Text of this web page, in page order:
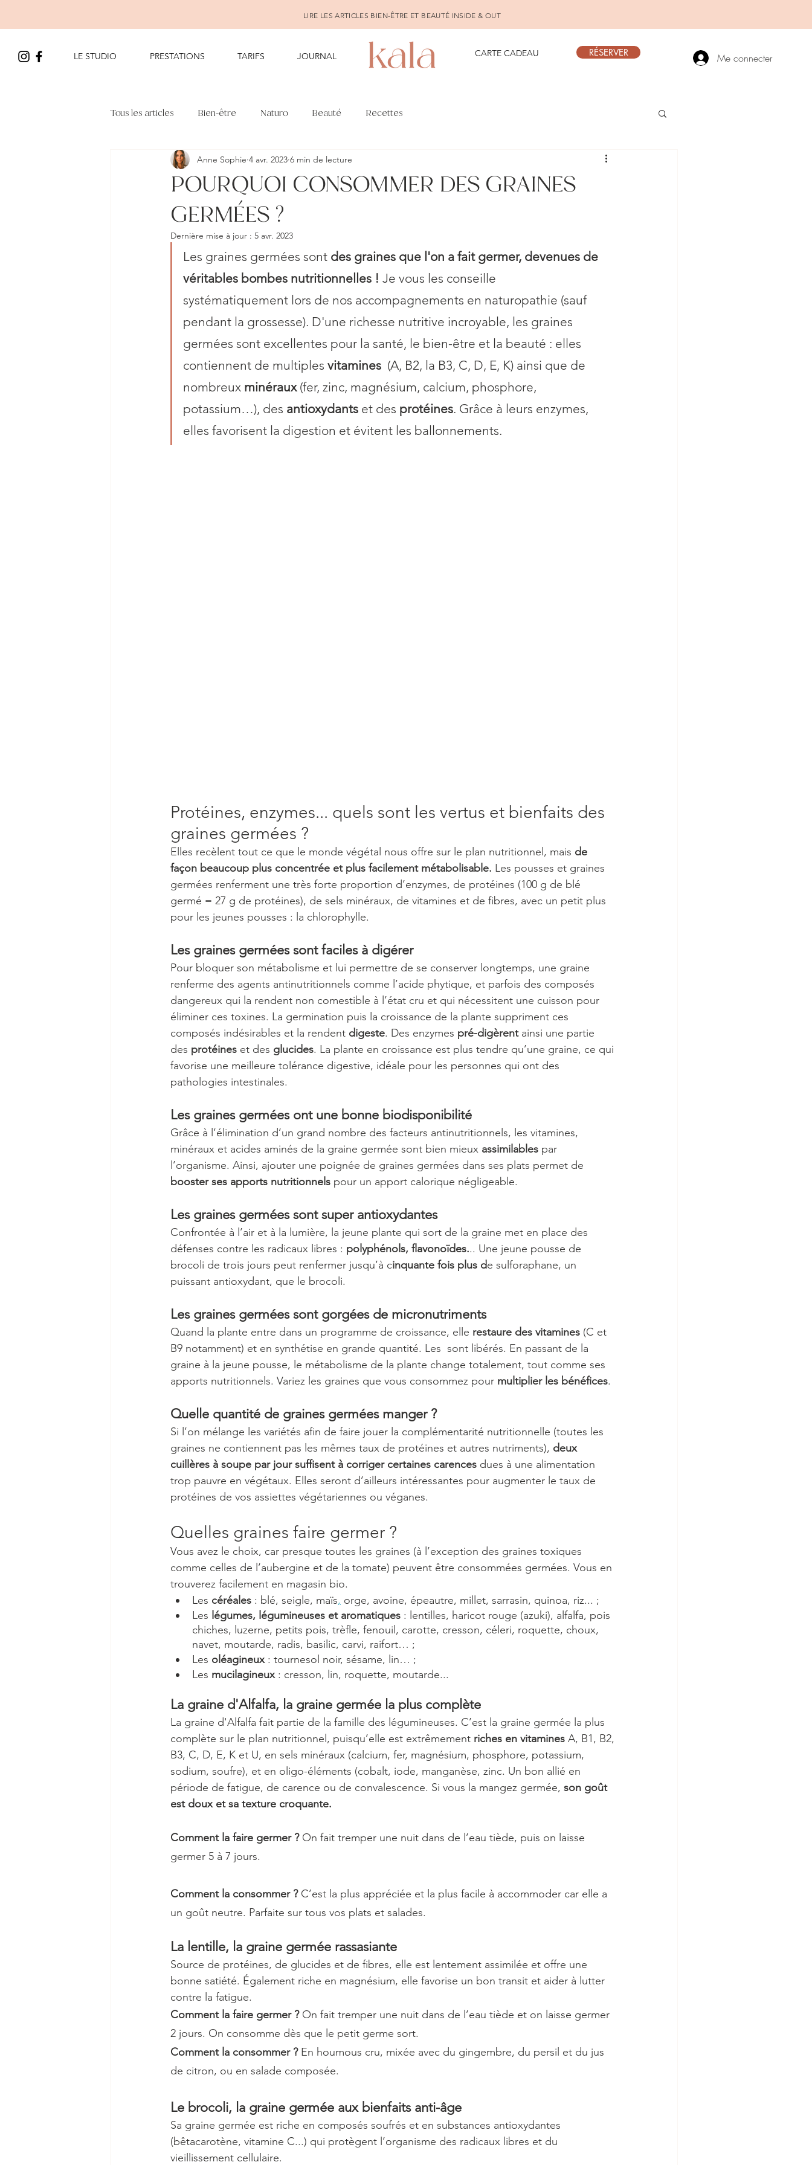
LIRE LES ARTICLES BIEN-ÊTRE ET BEAUTÉ INSIDE & OUT
LE STUDIO PRESTATIONS TARIFS JOURNAL CARTE CADEAU RÉSERVER Me connecter
Tous les articles Bien-être Naturo Beauté Recettes
POURQUOI CONSOMMER DES GRAINES
GERMÉES ?
Anne Sophie 4 avr. 2023 6 min de lecture
Dernière mise à jour : 5 avr. 2023
Les graines germées sont des graines que l'on a fait germer, devenues de
véritables bombes nutritionnelles ! Je vous les conseille
systématiquement lors de nos accompagnements en naturopathie (sauf
pendant la grossesse). D'une richesse nutritive incroyable, les graines
germées sont excellentes pour la santé, le bien-être et la beauté : elles
contiennent de multiples vitamines
  (A, B2, la B3, C, D, E, K) ainsi que de
nombreux minéraux (fer, zinc, magnésium, calcium, phosphore,
potassium…), des antioxydants et des protéines. Grâce à leurs enzymes,
elles favorisent la digestion et évitent les ballonnements.
Protéines, enzymes... quels sont les vertus et bienfaits des
graines germées ?
Elles recèlent tout ce que le monde végétal nous offre sur le plan nutritionnel, mais de
façon beaucoup plus concentrée et plus facilement métabolisable. Les pousses et graines
germées renferment une très forte proportion d’enzymes, de protéines (100 g de blé
germé = 27 g de protéines), de sels minéraux, de vitamines et de fibres, avec un petit plus
pour les jeunes pousses : la chlorophylle.
Les graines germées sont faciles à digérer
Pour bloquer son métabolisme et lui permettre de se conserver longtemps, une graine
renferme des agents antinutritionnels comme l’acide phytique, et parfois des composés
dangereux qui la rendent non comestible à l’état cru et qui nécessitent une cuisson pour
éliminer ces toxines. La germination puis la croissance de la plante suppriment ces
composés indésirables et la rendent digeste. Des enzymes pré-digèrent ainsi une partie
des protéines et des glucides. La plante en croissance est plus tendre qu’une graine, ce qui
favorise une meilleure tolérance digestive, idéale pour les personnes qui ont des
pathologies intestinales.
Les graines germées ont une bonne biodisponibilité
Grâce à l’élimination d’un grand nombre des facteurs antinutritionnels, les vitamines,
minéraux et acides aminés de la graine germée sont bien mieux assimilables par
l’organisme. Ainsi, ajouter une poignée de graines germées dans ses plats permet de
booster ses apports nutritionnels pour un apport calorique négligeable.
Les graines germées sont super antioxydantes
Confrontée à l’air et à la lumière, la jeune plante qui sort de la graine met en place des
défenses contre les radicaux libres : polyphénols, flavonoïdes... Une jeune pousse de
brocoli de trois jours peut renfermer jusqu’à cinquante fois plus de sulforaphane, un
puissant antioxydant, que le brocoli.
Les graines germées sont gorgées de micronutriments
Quand la plante entre dans un programme de croissance, elle restaure des vitamines (C et
B9 notamment) et en synthétise en grande quantité. Les  sont libérés. En passant de la
graine à la jeune pousse, le métabolisme de la plante change totalement, tout comme ses
apports nutritionnels. Variez les graines que vous consommez pour multiplier les bénéfices.
Quelle quantité de graines germées manger ?
Si l’on mélange les variétés afin de faire jouer la complémentarité nutritionnelle (toutes les
graines ne contiennent pas les mêmes taux de protéines et autres nutriments), deux
cuillères à soupe par jour suffisent à corriger certaines carences dues à une alimentation
trop pauvre en végétaux. Elles seront d’ailleurs intéressantes pour augmenter le taux de
protéines de vos assiettes végétariennes ou véganes.
Quelles graines faire germer ?
Vous avez le choix, car presque toutes les graines (à l’exception des graines toxiques
comme celles de l’aubergine et de la tomate) peuvent être consommées germées. Vous en
trouverez facilement en magasin bio.
Les céréales : blé, seigle, maïs, orge, avoine, épeautre, millet, sarrasin, quinoa, riz... ;
Les légumes, légumineuses et aromatiques : lentilles, haricot rouge (azuki), alfalfa, pois
chiches, luzerne, petits pois, trèfle, fenouil, carotte, cresson, céleri, roquette, choux,
navet, moutarde, radis, basilic, carvi, raifort… ;
Les oléagineux : tournesol noir, sésame, lin… ;
Les mucilagineux : cresson, lin, roquette, moutarde...
La graine d'Alfalfa, la graine germée la plus complète
La graine d'Alfalfa fait partie de la famille des légumineuses. C’est la graine germée la plus
complète sur le plan nutritionnel, puisqu’elle est extrêmement riches en vitamines A, B1, B2,
B3, C, D, E, K et U, en sels minéraux (calcium, fer, magnésium, phosphore, potassium,
sodium, soufre), et en oligo-éléments (cobalt, iode, manganèse, zinc. Un bon allié en
période de fatigue, de carence ou de convalescence. Si vous la mangez germée, son goût
est doux et sa texture croquante.
Comment la faire germer ? On fait tremper une nuit dans de l’eau tiède, puis on laisse
germer 5 à 7 jours.
Comment la consommer ? C’est la plus appréciée et la plus facile à accommoder car elle a
un goût neutre. Parfaite sur tous vos plats et salades.
La lentille, la graine germée rassasiante
Source de protéines, de glucides et de fibres, elle est lentement assimilée et offre une
bonne satiété. Également riche en magnésium, elle favorise un bon transit et aider à lutter
contre la fatigue.
Comment la faire germer ? On fait tremper une nuit dans de l’eau tiède et on laisse germer
2 jours. On consomme dès que le petit germe sort.
Comment la consommer ? En houmous cru, mixée avec du gingembre, du persil et du jus
de citron, ou en salade composée.
Le brocoli, la graine germée aux bienfaits anti-âge
Sa graine germée est riche en composés soufrés et en substances antioxydantes
(bêtacarotène, vitamine C...) qui protègent l’organisme des radicaux libres et du
vieillissement cellulaire.